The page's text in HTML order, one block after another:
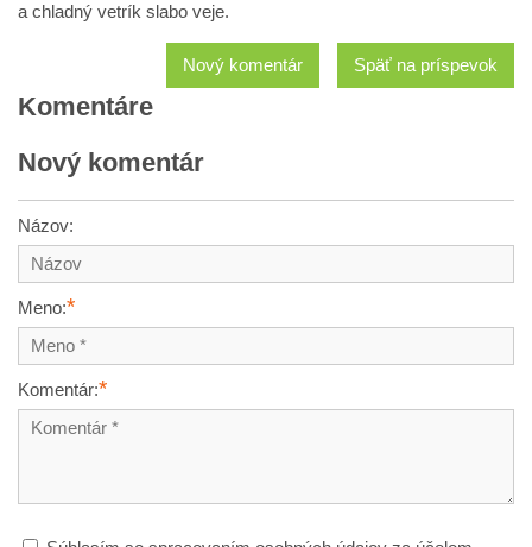
a chladný vetrík slabo veje.
Späť na príspevok
Nový komentár
Komentáre
Nový komentár
Názov:
Meno:*
Komentár:*